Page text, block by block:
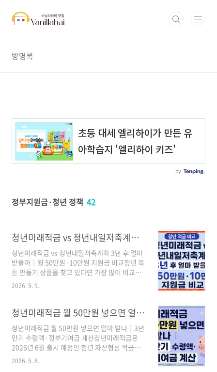
방명록
정부지원금·청년 정책 42
청년미래적금 vs 청년내일저축계좌 3년 후 얼마 받을까｜월 50만원·10만원 지원금 비교
청년미래적금 vs 청년내일저축계좌 3년 후 얼마
받을까｜월 50만원·10만원 지원금 비교청년 목
돈 만들기 상품을 찾고 있다면 가장 많이 비교하
게 되는 제도가 청년미래적금과 청년내일저축계
줄 요약1. 청년미래적금은 만 19~34세 청년이
를 받는 3년 만기 적금입니다.2. 청년내일저축계
좌는 기준 중위소득 50% 이하 일하는 청년이 월
10만 원을 넣으면 정부가 월 30만 원을 지원하는
구조입니다.3. 자격이 된다면 지원 효율은 청년
2026. 5. 9.
청년미래적금 월 50만원 넣으면 얼마 받나｜3년 만기 수령액·정부기여금 계산
청년미래적금 월 50만원 넣으면 얼마 받나｜3년
만기 수령액·정부기여금 계산청년미래적금은
2026년 6월 출시 예정인 청년 자산형성 적금입
니다. 가장 많이 궁금해하는 질문은 단순합니다.
2026. 5. 8.